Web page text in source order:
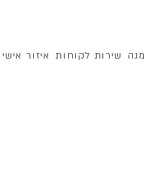
שירות לקוחות איזור אישי